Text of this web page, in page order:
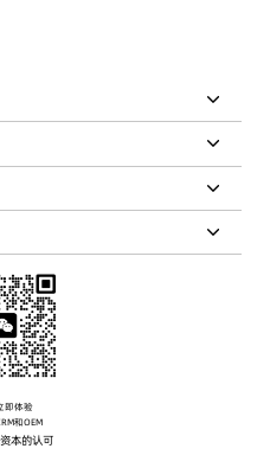
即体验
和OEM
本的认可